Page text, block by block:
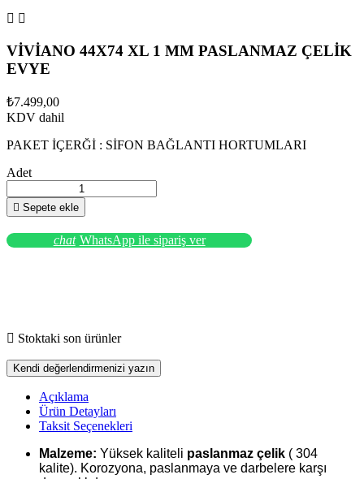
 
VİVİANO 44X74 XL 1 MM PASLANMAZ ÇELİK
EVYE
₺7.499,00
KDV dahil
PAKET İÇERĞİ : SİFON BAĞLANTI HORTUMLARI
Adet
 Sepete ekle
chat WhatsApp ile sipariş ver
 Stoktaki son ürünler
Kendi değerlendirmenizi yazın
Açıklama
Ürün Detayları
Taksit Seçenekleri
Malzeme: Yüksek kaliteli paslanmaz çelik ( 304
kalite). Korozyona, paslanmaya ve darbelere karşı